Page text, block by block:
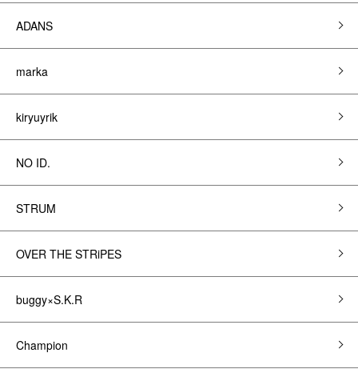
ADANS
marka
kiryuyrik
NO ID.
STRUM
OVER THE STRiPES
buggy×S.K.R
Champion